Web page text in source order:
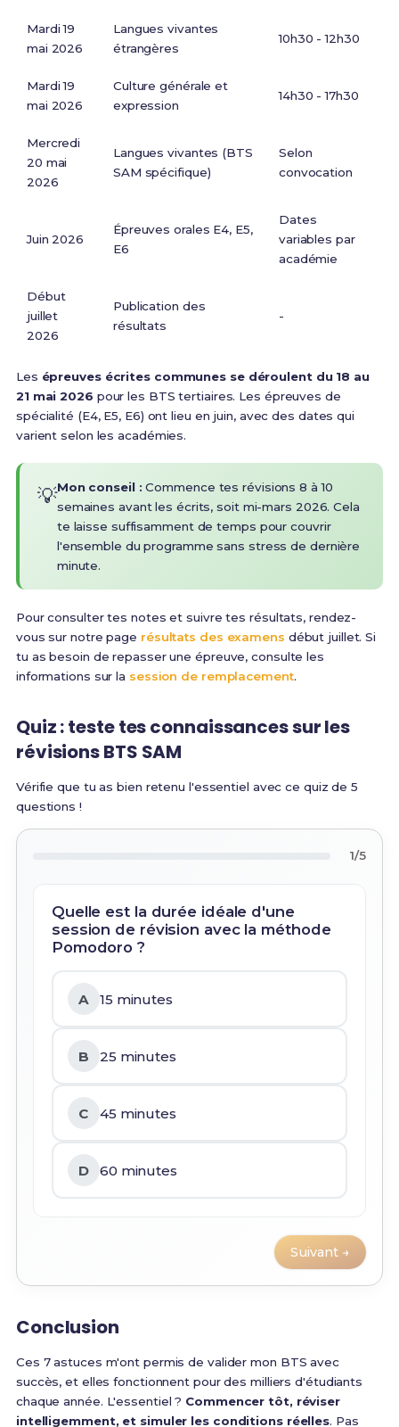
Mardi 19
mai 2026
Langues vivantes
étrangères
10h30 - 12h30
Mardi 19
mai 2026
Culture générale et
expression
14h30 - 17h30
Mercredi
20 mai
2026
Langues vivantes (BTS
SAM spécifique)
Selon
convocation
Juin 2026
Épreuves orales E4, E5,
E6
Dates
variables par
académie
Début
juillet
2026
Publication des
résultats
-
Les épreuves écrites communes se déroulent du 18 au
21 mai 2026 pour les BTS tertiaires. Les épreuves de
spécialité (E4, E5, E6) ont lieu en juin, avec des dates qui
varient selon les académies.
💡Mon conseil : Commence tes révisions 8 à 10
semaines avant les écrits, soit mi-mars 2026. Cela
te laisse suffisamment de temps pour couvrir
l'ensemble du programme sans stress de dernière
minute.
Pour consulter tes notes et suivre tes résultats, rendez-
vous sur notre page résultats des examens début juillet. Si
tu as besoin de repasser une épreuve, consulte les
informations sur la session de remplacement.
Quiz : teste tes connaissances sur les
révisions BTS SAM
Vérifie que tu as bien retenu l'essentiel avec ce quiz de 5
questions !
1/5
Quelle est la durée idéale d'une
session de révision avec la méthode
Pomodoro ?
A 15 minutes
B 25 minutes
C 45 minutes
D 60 minutes
Suivant →
Conclusion
Ces 7 astuces m'ont permis de valider mon BTS avec
succès, et elles fonctionnent pour des milliers d'étudiants
chaque année. L'essentiel ? Commencer tôt, réviser
intelligemment, et simuler les conditions réelles. Pas